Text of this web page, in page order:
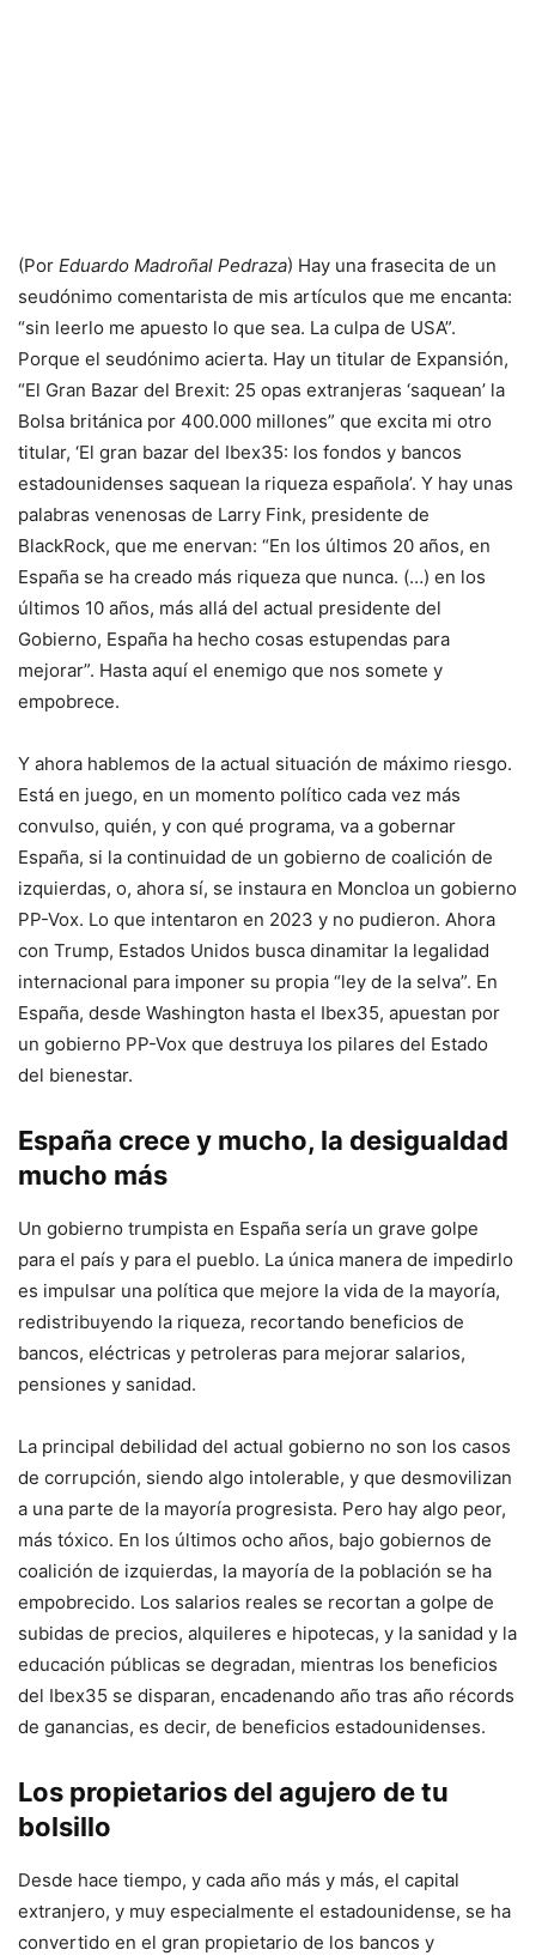
(Por Eduardo Madroñal Pedraza) Hay una frasecita de un
seudónimo comentarista de mis artículos que me encanta:
“sin leerlo me apuesto lo que sea. La culpa de USA”.
Porque el seudónimo acierta. Hay un titular de Expansión,
“El Gran Bazar del Brexit: 25 opas extranjeras ‘saquean’ la
Bolsa británica por 400.000 millones” que excita mi otro
titular, ‘El gran bazar del Ibex35: los fondos y bancos
estadounidenses saquean la riqueza española’. Y hay unas
palabras venenosas de Larry Fink, presidente de
BlackRock, que me enervan: “En los últimos 20 años, en
España se ha creado más riqueza que nunca. (…) en los
últimos 10 años, más allá del actual presidente del
Gobierno, España ha hecho cosas estupendas para
mejorar”. Hasta aquí el enemigo que nos somete y
empobrece.
Y ahora hablemos de la actual situación de máximo riesgo.
Está en juego, en un momento político cada vez más
convulso, quién, y con qué programa, va a gobernar
España, si la continuidad de un gobierno de coalición de
izquierdas, o, ahora sí, se instaura en Moncloa un gobierno
PP-Vox. Lo que intentaron en 2023 y no pudieron. Ahora
con Trump, Estados Unidos busca dinamitar la legalidad
internacional para imponer su propia “ley de la selva”. En
España, desde Washington hasta el Ibex35, apuestan por
un gobierno PP-Vox que destruya los pilares del Estado
del bienestar.
España crece y mucho, la desigualdad
mucho más
Un gobierno trumpista en España sería un grave golpe
para el país y para el pueblo. La única manera de impedirlo
es impulsar una política que mejore la vida de la mayoría,
redistribuyendo la riqueza, recortando beneficios de
bancos, eléctricas y petroleras para mejorar salarios,
pensiones y sanidad.
La principal debilidad del actual gobierno no son los casos
de corrupción, siendo algo intolerable, y que desmovilizan
a una parte de la mayoría progresista. Pero hay algo peor,
más tóxico. En los últimos ocho años, bajo gobiernos de
coalición de izquierdas, la mayoría de la población se ha
empobrecido. Los salarios reales se recortan a golpe de
subidas de precios, alquileres e hipotecas, y la sanidad y la
educación públicas se degradan, mientras los beneficios
del Ibex35 se disparan, encadenando año tras año récords
de ganancias, es decir, de beneficios estadounidenses.
Los propietarios del agujero de tu
bolsillo
Desde hace tiempo, y cada año más y más, el capital
extranjero, y muy especialmente el estadounidense, se ha
convertido en el gran propietario de los bancos y